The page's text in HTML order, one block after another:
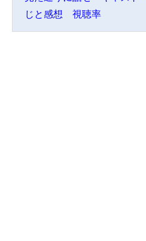
じと感想 視聴率